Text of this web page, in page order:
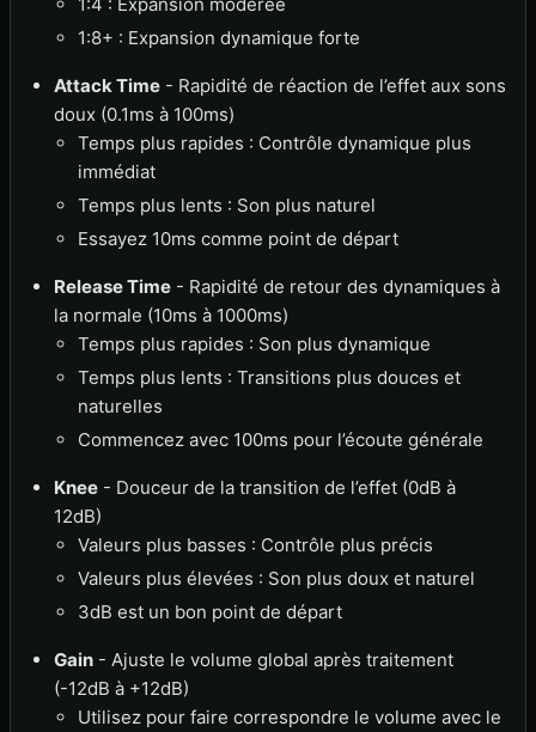
1:8+ : Expansion dynamique forte
Attack Time - Rapidité de réaction de l’effet aux sons
doux (0.1ms à 100ms)
Temps plus rapides : Contrôle dynamique plus
immédiat
Temps plus lents : Son plus naturel
Essayez 10ms comme point de départ
Release Time - Rapidité de retour des dynamiques à
la normale (10ms à 1000ms)
Temps plus rapides : Son plus dynamique
Temps plus lents : Transitions plus douces et
naturelles
Commencez avec 100ms pour l’écoute générale
Knee - Douceur de la transition de l’effet (0dB à
12dB)
Valeurs plus basses : Contrôle plus précis
Valeurs plus élevées : Son plus doux et naturel
3dB est un bon point de départ
Gain - Ajuste le volume global après traitement
(-12dB à +12dB)
Utilisez pour faire correspondre le volume avec le